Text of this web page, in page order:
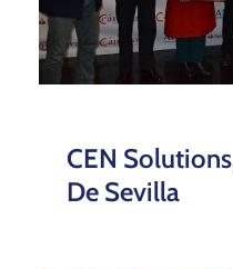
CEN
De Sevilla